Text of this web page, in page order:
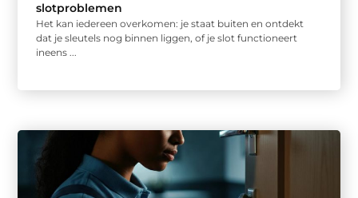
slotproblemen
Het kan iedereen overkomen: je staat buiten en ontdekt
dat je sleutels nog binnen liggen, of je slot functioneert
ineens ...